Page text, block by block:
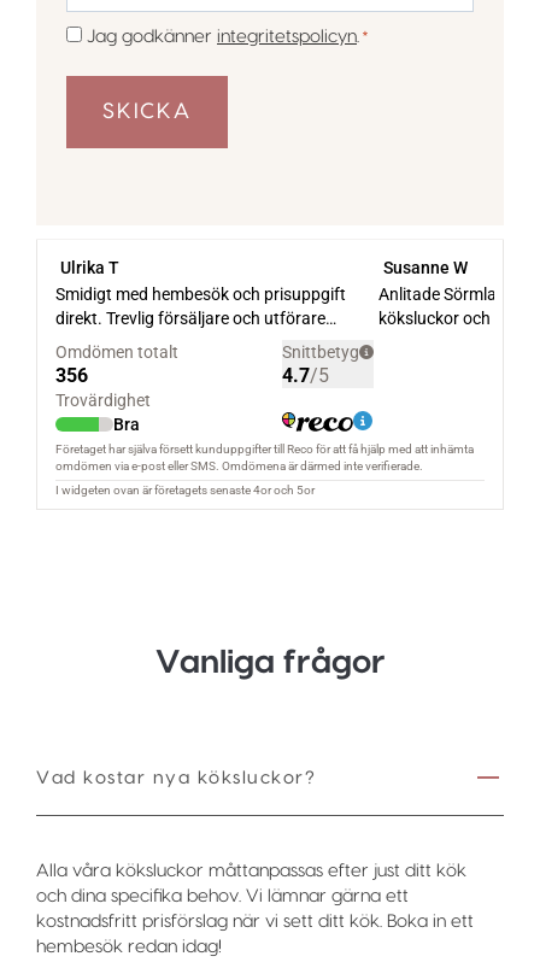
*
Samtycke
Jag godkänner integritetspolicyn. *
Vanliga frågor
Vad kostar nya köksluckor?
Alla våra köksluckor måttanpassas efter just ditt kök
och dina specifika behov. Vi lämnar gärna ett
kostnadsfritt prisförslag när vi sett ditt kök. Boka in ett
hembesök redan idag!